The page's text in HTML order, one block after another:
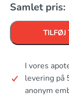
Samlet pris:
TILFØJ
I vores
levering på
anonym